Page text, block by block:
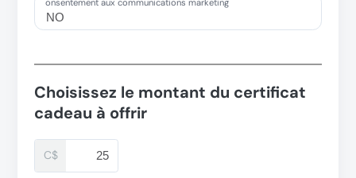
onsentement aux communications marketing
Choisissez le montant du certificat
cadeau à offrir
C$